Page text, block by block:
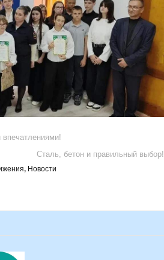
впечатлениями!
Сталь, бетон и правильный выбор!
, Новости